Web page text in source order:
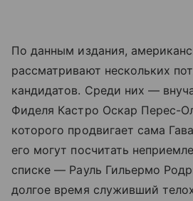
По данным издания,
рассматривают нескольких
кандидатов. Среди них —
Фиделя Кастро Оскар Перес-
которого продвигает сама
его могут посчитать
списке — Рауль Гильермо
долгое время служивший